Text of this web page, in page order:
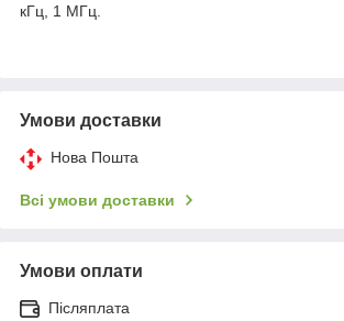
кГц, 1 МГц.
Умови доставки
Нова Пошта
Всі умови доставки
Умови оплати
Післяплата